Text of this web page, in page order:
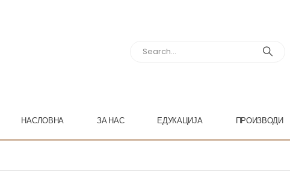
НАСЛОВНА ЗА НАС ЕДУКАЦИЈА ПРОИЗВОДИ